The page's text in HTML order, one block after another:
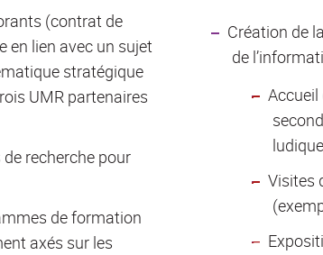
(contrat de
en lien avec un sujet
stratégique
UMR partenaires
de recherche pour
de formation
axés sur les
Création de
de
Visites